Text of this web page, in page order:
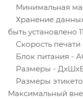
Минимальная
Хранение
быть установлено
Скорость печати
Блок питания -
Размеры - ДхШхВ
Размеры
Максимальный